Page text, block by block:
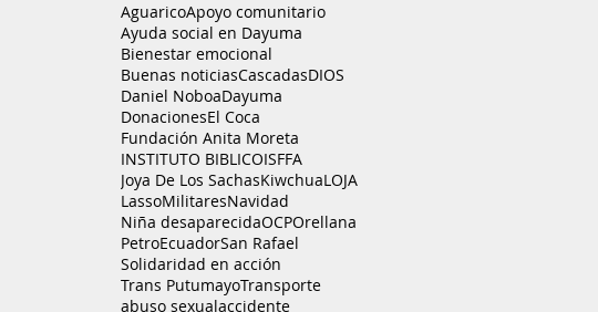
AguaricoApoyo comunitario
Ayuda social en Dayuma
Bienestar emocional
Buenas noticiasCascadasDIOS
Daniel NoboaDayuma
DonacionesEl Coca
Fundación Anita Moreta
INSTITUTO BIBLICOISFFA
Joya De Los SachasKiwchuaLOJA
LassoMilitaresNavidad
Niña desaparecidaOCPOrellana
PetroEcuadorSan Rafael
Solidaridad en acción
Trans PutumayoTransporte
abuso sexualaccidente